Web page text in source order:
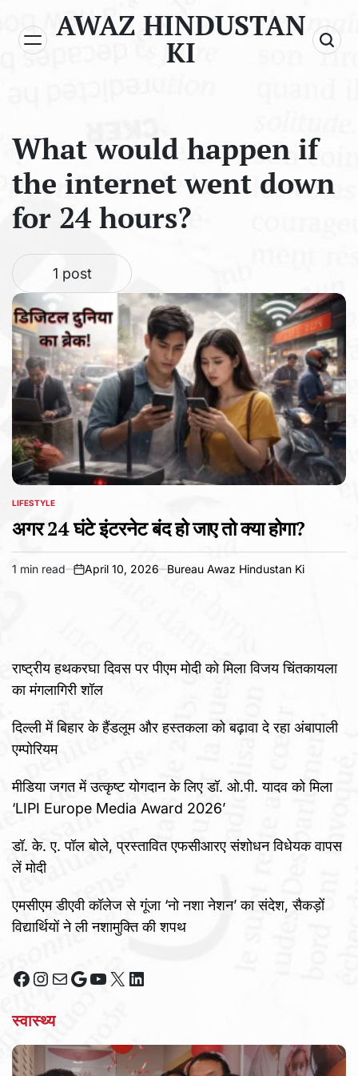
content
AWAZ HINDUSTAN
KI
What would happen if
the internet went down
for 24 hours?
1 post
POSTED
LIFESTYLE
अगर 24 घंटे इंटरनेट बंद हो जाए तो क्या होगा?
Estimated
1 min read
on
April 10, 2026 Bureau Awaz Hindustan Ki
राष्ट्रीय हथकरघा दिवस पर पीएम मोदी को मिला विजय चिंतकायला
का मंगलागिरी शॉल
दिल्ली में बिहार के हैंडलूम और हस्तकला को बढ़ावा दे रहा अंबापाली
एम्पोरियम
मीडिया जगत में उत्कृष्ट योगदान के लिए डॉ. ओ.पी. यादव को मिला
‘LIPI Europe Media Award 2026’
डॉ. के. ए. पॉल बोले, प्रस्तावित एफसीआरए संशोधन विधेयक वापस
लें मोदी
एमसीएम डीएवी कॉलेज से गूंजा ‘नो नशा नेशन’ का संदेश, सैकड़ों
विद्यार्थियों ने ली नशामुक्ति की शपथ
Facebook
Instagram
MailGoogle
YouTube
X LinkedIn
स्वास्थ्य